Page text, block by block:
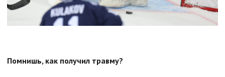
Помнишь, как получил травму?